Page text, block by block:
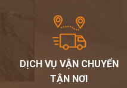
DỊCH VỤ VẬN CHUYỂN
TẬN NƠI